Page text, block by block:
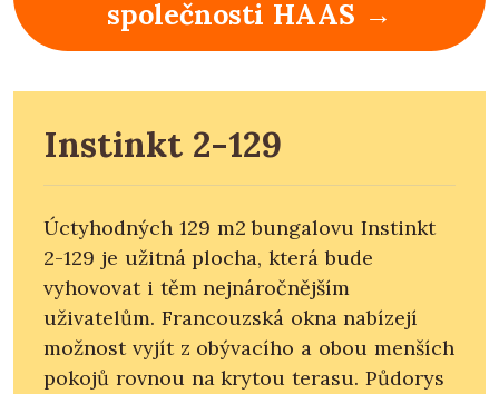
společnosti HAAS →
Instinkt 2-129
Úctyhodných 129 m2 bungalovu Instinkt
2-129 je užitná plocha, která bude
vyhovovat i těm nejnáročnějším
uživatelům. Francouzská okna nabízejí
možnost vyjít z obývacího a obou menších
pokojů rovnou na krytou terasu. Půdorys